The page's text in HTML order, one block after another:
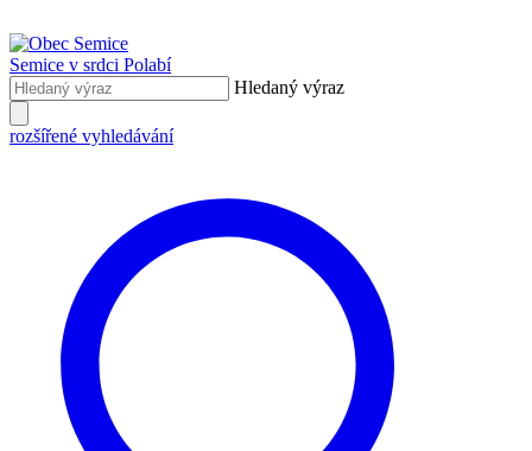
Semice v srdci Polabí
Hledaný výraz
rozšířené vyhledávání